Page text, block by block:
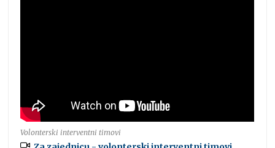
Volonterski interventni timovi